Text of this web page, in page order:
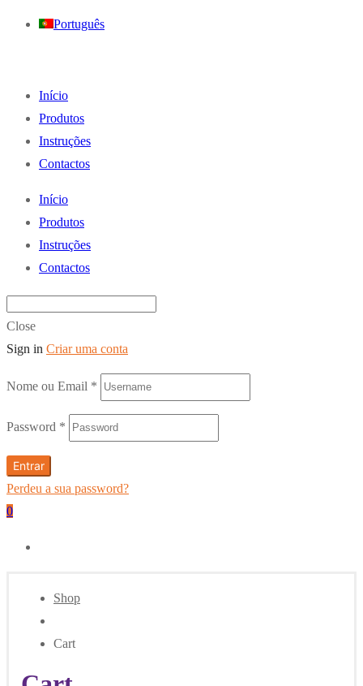
Português
Início
Produtos
Instruções
Contactos
Início
Produtos
Instruções
Contactos
Close
Sign in Criar uma conta
Nome ou Email *
Password *
Entrar
Perdeu a sua password?
0
Shop
Cart